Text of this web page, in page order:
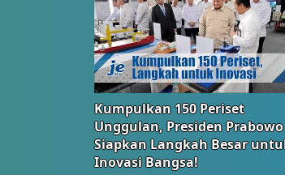
Kumpulkan 150 Periset
Unggulan, Presiden Prabowo
Siapkan Langkah Besar
Inovasi Bangsa!